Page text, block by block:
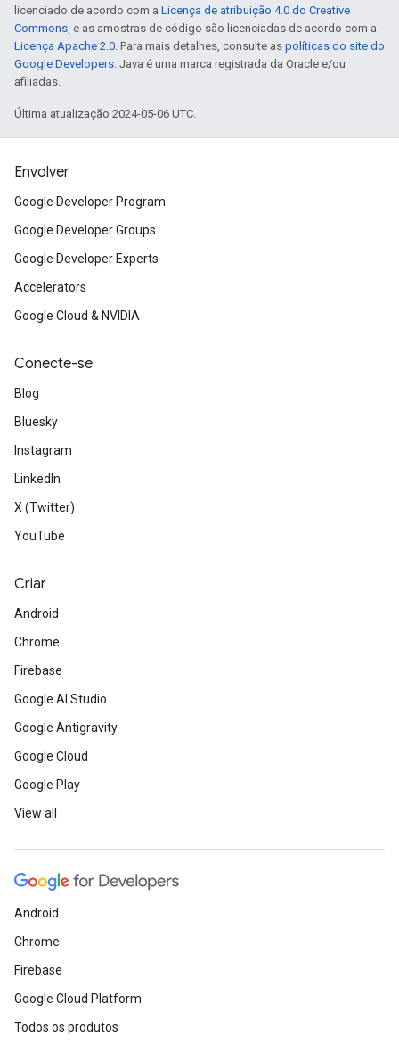
licenciado de acordo com a Licença de atribuição 4.0 do Creative
Commons, e as amostras de código são licenciadas de acordo com a
Licença Apache 2.0. Para mais detalhes, consulte as políticas do site do
Google Developers. Java é uma marca registrada da Oracle e/ou
afiliadas.
Última atualização 2024-05-06 UTC.
Envolver
Google Developer Program
Google Developer Groups
Google Developer Experts
Accelerators
Google Cloud & NVIDIA
Conecte-se
Blog
Bluesky
Instagram
LinkedIn
X (Twitter)
YouTube
Criar
Android
Chrome
Firebase
Google AI Studio
Google Antigravity
Google Cloud
Google Play
View all
Android
Chrome
Firebase
Google Cloud Platform
Todos os produtos